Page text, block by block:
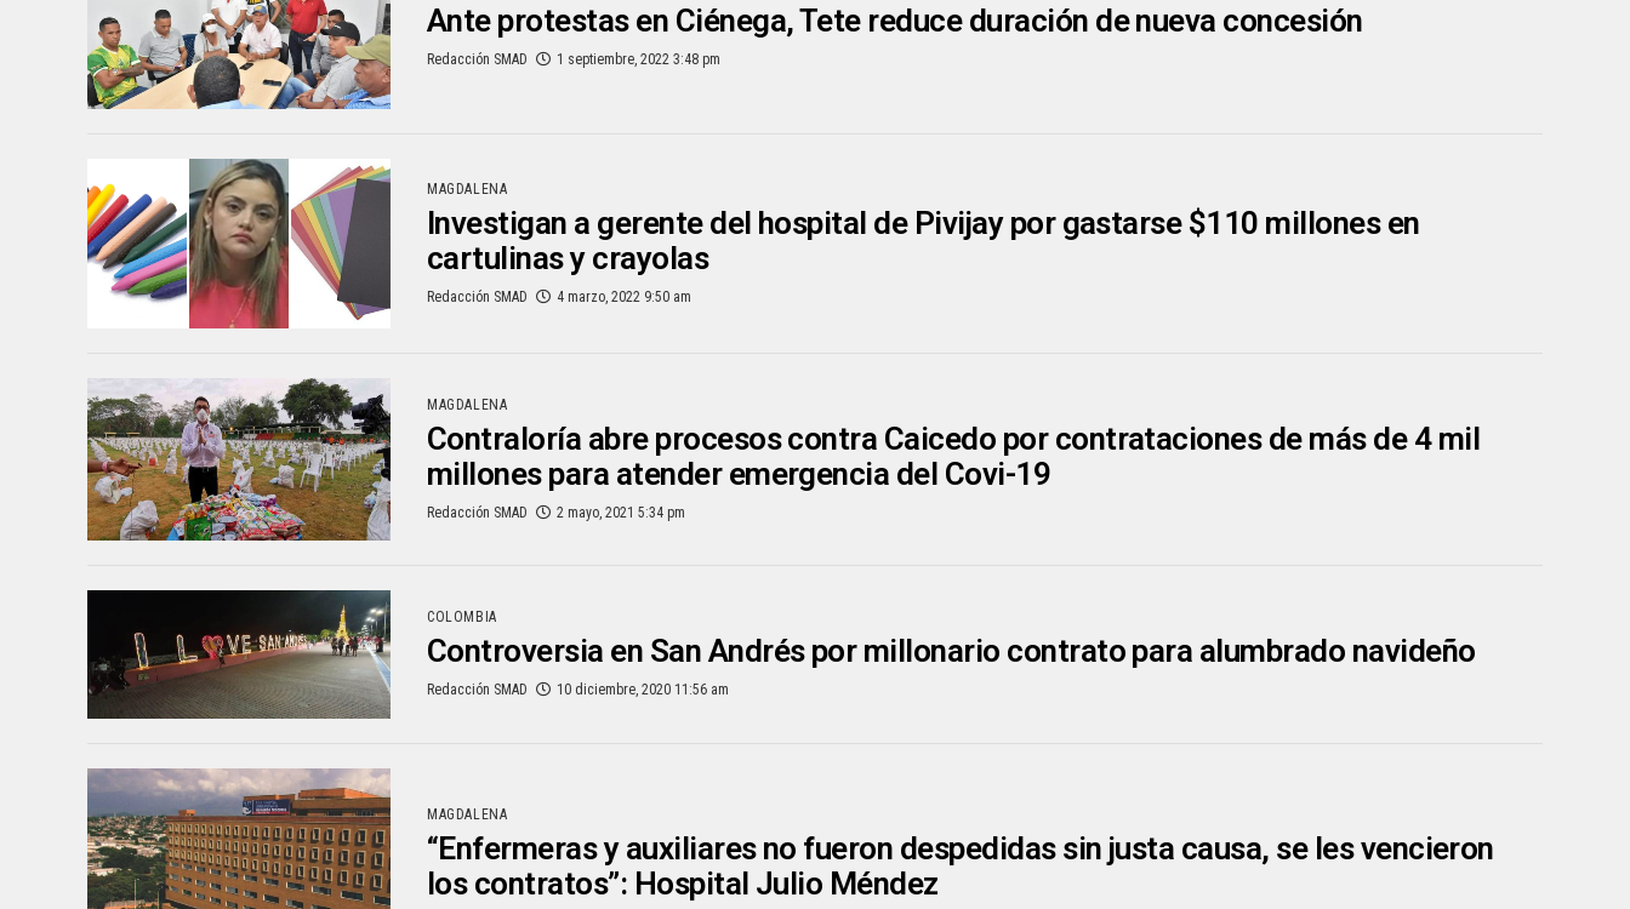
Ante protestas en Ciénega, Tete reduce duración de nueva concesión
Redacción SMAD 1 septiembre, 2022 3:48 pm
MAGDALENA
Investigan a gerente del hospital de Pivijay por gastarse $110 millones en
cartulinas y crayolas
Redacción SMAD 4 marzo, 2022 9:50 am
MAGDALENA
Contraloría abre procesos contra Caicedo por contrataciones de más de 4 mil
millones para atender emergencia del Covi-19
Redacción SMAD 2 mayo, 2021 5:34 pm
COLOMBIA
Controversia en San Andrés por millonario contrato para alumbrado navideño
Redacción SMAD 10 diciembre, 2020 11:56 am
MAGDALENA
“Enfermeras y auxiliares no fueron despedidas sin justa causa, se les vencieron
los contratos”: Hospital Julio Méndez